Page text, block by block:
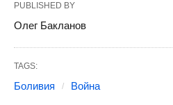
PUBLISHED BY
Олег Бакланов
TAGS:
Боливия Война